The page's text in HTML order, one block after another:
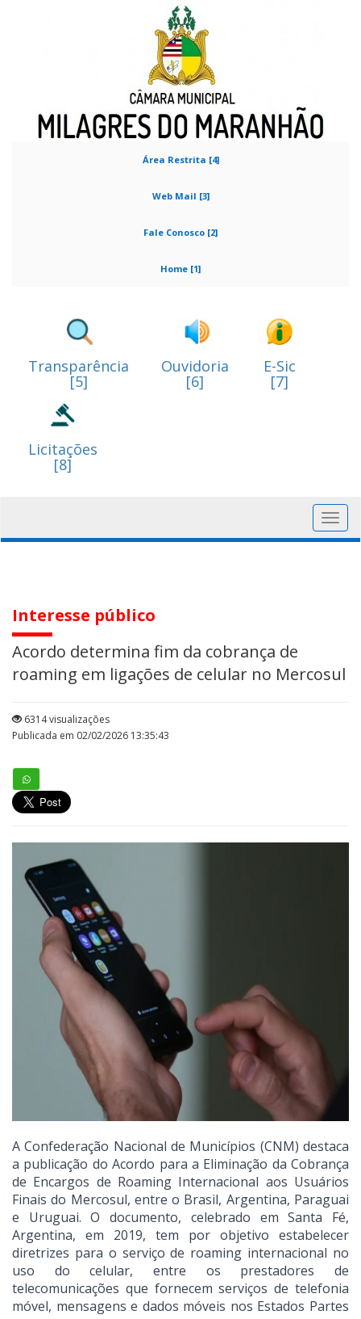
Área Restrita [4]
Web Mail [3]
Fale Conosco [2]
Home [1]
Transparência
[5]
Ouvidoria
[6]
E-Sic
[7]
Licitações
[8]
Interesse público
Acordo determina fim da cobrança de
roaming em ligações de celular no Mercosul
6314 visualizações
Publicada em 02/02/2026 13:35:43
A Confederação Nacional de Municípios (CNM) destaca
a publicação do Acordo para a Eliminação da Cobrança
de Encargos de Roaming Internacional aos Usuários
Finais do Mercosul, entre o Brasil, Argentina, Paraguai
e Uruguai. O documento, celebrado em Santa Fé,
Argentina, em 2019, tem por objetivo estabelecer
diretrizes para o serviço de roaming internacional no
uso do celular, entre os prestadores de
telecomunicações que fornecem serviços de telefonia
móvel, mensagens e dados móveis nos Estados Partes